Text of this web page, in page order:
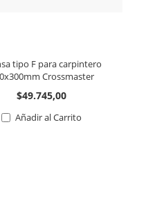
tipo F para carpintero
Crossmaster
$49.745,00
Añadir al Carrito